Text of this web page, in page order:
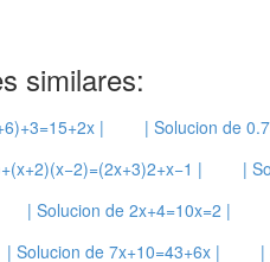
similares:
| | Solucion de
|
|
| Solucion de 2x+4=10x=2 |
| Solucion de 7x+10=43+6x | |